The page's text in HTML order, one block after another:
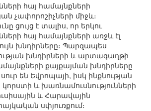
հայ համայնքների
չափորոշիչների միջև։
ցույց է տալիս, որ երկու
հայ համայնքների առջև էլ
խնդիրները։ Պարզապես
խնդիրների և արտագաղթի
քայքայման խնդիրները
են Եվրոպայի, իսկ ինքնության
և խառնամուսնությունների
և Հարավային
սփյուռքում։